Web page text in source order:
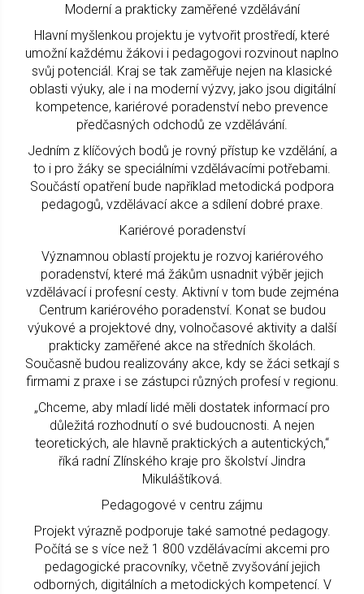
Moderní a prakticky zaměřené vzdělávání
Hlavní myšlenkou projektu je vytvořit prostředí, které
umožní každému žákovi i pedagogovi rozvinout naplno
svůj potenciál. Kraj se tak zaměřuje nejen na klasické
oblasti výuky, ale i na moderní výzvy, jako jsou digitální
kompetence, kariérové poradenství nebo prevence
předčasných odchodů ze vzdělávání.
Jedním z klíčových bodů je rovný přístup ke vzdělání, a
to i pro žáky se speciálními vzdělávacími potřebami.
Součástí opatření bude například metodická podpora
pedagogů, vzdělávací akce a sdílení dobré praxe.
Kariérové poradenství
Významnou oblastí projektu je rozvoj kariérového
poradenství, které má žákům usnadnit výběr jejich
vzdělávací i profesní cesty. Aktivní v tom bude zejména
Centrum kariérového poradenství. Konat se budou
výukové a projektové dny, volnočasové aktivity a další
prakticky zaměřené akce na středních školách.
Současně budou realizovány akce, kdy se žáci setkají s
firmami z praxe i se zástupci různých profesí v regionu.
„Chceme, aby mladí lidé měli dostatek informací pro
důležitá rozhodnutí o své budoucnosti. A nejen
teoretických, ale hlavně praktických a autentických,“
říká radní Zlínského kraje pro školství Jindra
Mikuláštíková.
Pedagogové v centru zájmu
Projekt výrazně podporuje také samotné pedagogy.
Počítá se s více než 1 800 vzdělávacími akcemi pro
pedagogické pracovníky, včetně zvyšování jejich
odborných, digitálních a metodických kompetencí. V